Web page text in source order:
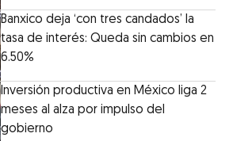
Banxico deja ‘con tres candados’ la
tasa de interés: Queda sin cambios en
6.50%
Inversión productiva en México liga 2
meses al alza por impulso del
gobierno